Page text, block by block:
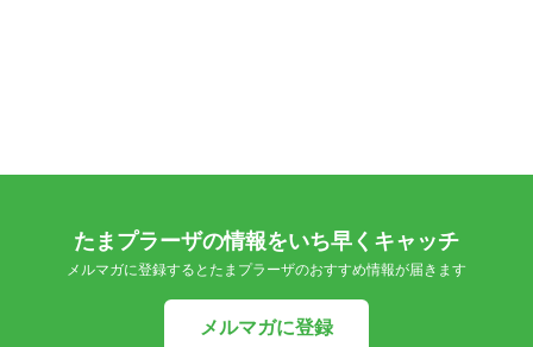
たまプラーザの情報をいち早くキャッチ
メルマガに登録するとたまプラーザのおすすめ情報が届きます
メルマガに登録